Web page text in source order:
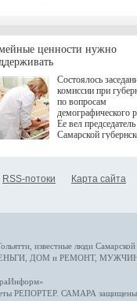
определенными
К ним можно
возникающие при
данными
более динамичного
проникновения
сегмент
отраслевое
рассказала Ольга
ходе сессии
качества жизни" в
ПМЭФ 2025. В
РФ Михаил
ценности нужно
Состоялось
комиссии при
по вопросам
демографического
Ее вел председатель
Самарской
RSS-потоки Карта сайта
известные люди
ДОМ и РЕМОНТ,
РЕПОРТЕР. САМАРА защищены.